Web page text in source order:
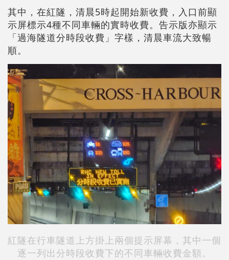
其中，在紅隧，清晨5時起開始新收費，入口前顯
示屏標示4種不同車輛的實時收費。告示版亦顯示
「過海隧道分時段收費」字樣，清晨車流大致暢
順。
紅隧在行車隧道上方掛上兩個提示屏幕，其中一個
逐一列出分時段收費下的不同車輛收費金額。